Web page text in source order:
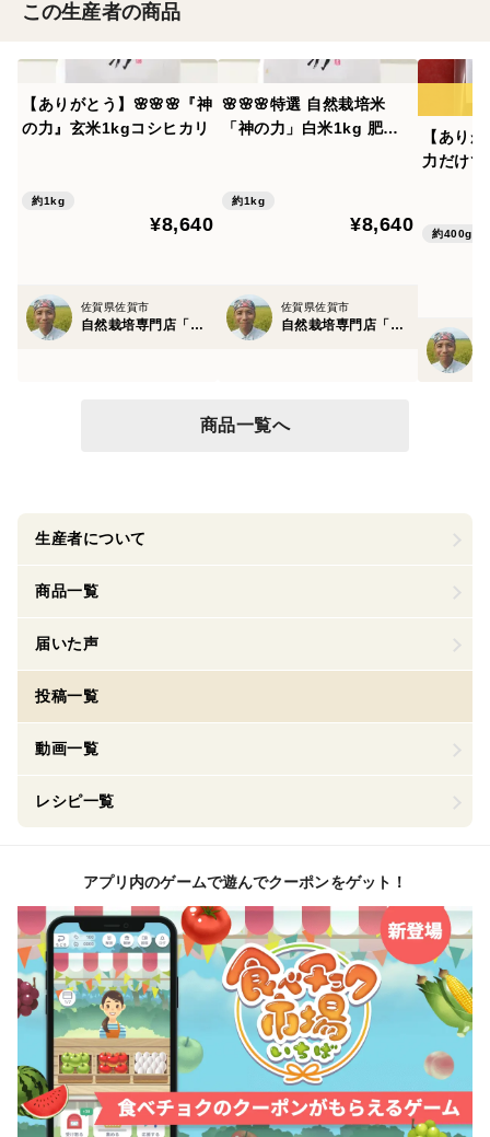
この生産者の商品
【ありがとう】🌸🌸🌸『神
の力』玄米1kgコシヒカリ
約1kg
¥8,640
佐賀県佐賀市
自然栽培専門店「自然栽培園北村」
🌸🌸🌸特選 自然栽培米
「神の力」白米1kg 肥
約1kg
¥8,640
佐賀県佐賀市
自然栽培専門店「自然栽培園北村」
【あり
力だけ
約400g
商品一覧へ
生産者について
商品一覧
届いた声
投稿一覧
動画一覧
レシピ一覧
アプリ内のゲームで遊んでクーポンをゲット！